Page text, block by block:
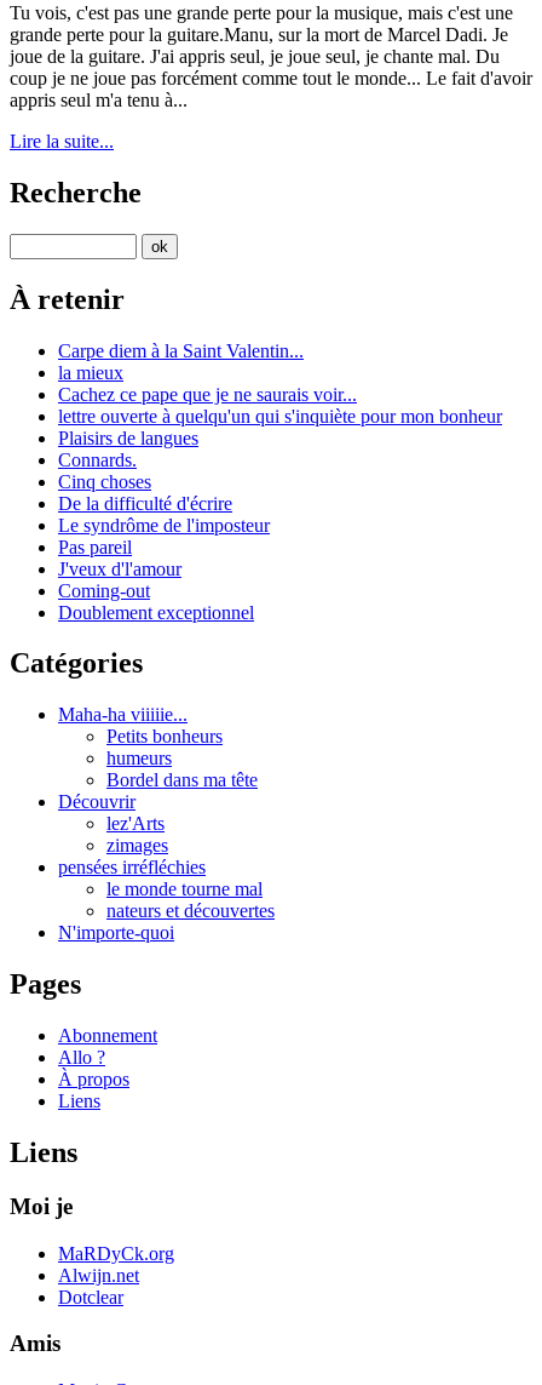
Tu vois, c'est pas une grande perte pour la musique, mais c'est une
grande perte pour la guitare.Manu, sur la mort de Marcel Dadi. Je
joue de la guitare. J'ai appris seul, je joue seul, je chante mal. Du
coup je ne joue pas forcément comme tout le monde... Le fait d'avoir
appris seul m'a tenu à...
Lire la suite...
Recherche
À retenir
Carpe diem à la Saint Valentin...
la mieux
Cachez ce pape que je ne saurais voir...
lettre ouverte à quelqu'un qui s'inquiète pour mon bonheur
Plaisirs de langues
Connards.
Cinq choses
De la difficulté d'écrire
Le syndrôme de l'imposteur
Pas pareil
J'veux d'l'amour
Coming-out
Doublement exceptionnel
Catégories
Maha-ha viiiiie...
Petits bonheurs
humeurs
Bordel dans ma tête
Découvrir
lez'Arts
zimages
pensées irréfléchies
le monde tourne mal
nateurs et découvertes
N'importe-quoi
Pages
Abonnement
Allo ?
À propos
Liens
Liens
Moi je
MaRDyCk.org
Alwijn.net
Dotclear
Amis